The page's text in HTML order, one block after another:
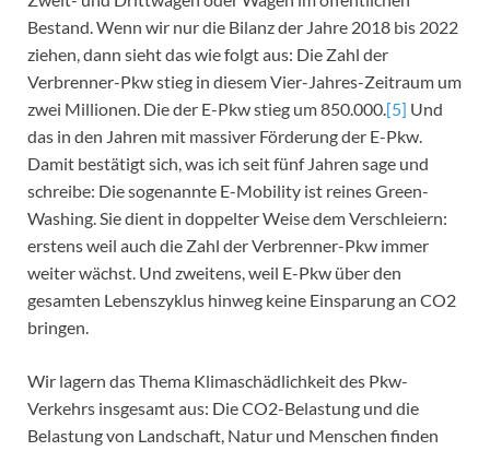
Bestand. Wenn wir nur die Bilanz der Jahre 2018 bis 2022
ziehen, dann sieht das wie folgt aus: Die Zahl der
Verbrenner-Pkw stieg in diesem Vier-Jahres-Zeitraum um
zwei Millionen. Die der E-Pkw stieg um 850.000.[5] Und
das in den Jahren mit massiver Förderung der E-Pkw.
Damit bestätigt sich, was ich seit fünf Jahren sage und
schreibe: Die sogenannte E-Mobility ist reines Green-
Washing. Sie dient in doppelter Weise dem Verschleiern:
erstens weil auch die Zahl der Verbrenner-Pkw immer
weiter wächst. Und zweitens, weil E-Pkw über den
gesamten Lebenszyklus hinweg keine Einsparung an CO2
bringen.
Wir lagern das Thema Klimaschädlichkeit des Pkw-
Verkehrs insgesamt aus: Die CO2-Belastung und die
Belastung von Landschaft, Natur und Menschen finden